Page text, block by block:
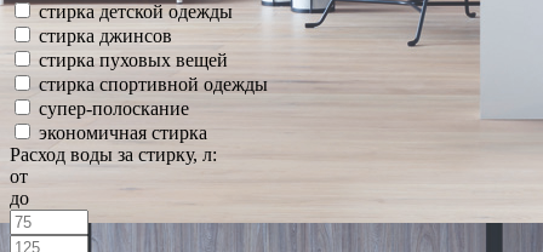
стирка детской одежды
стирка джинсов
стирка пуховых вещей
стирка спортивной одежды
супер-полоскание
экономичная стирка
Расход воды за стирку, л:
от
до